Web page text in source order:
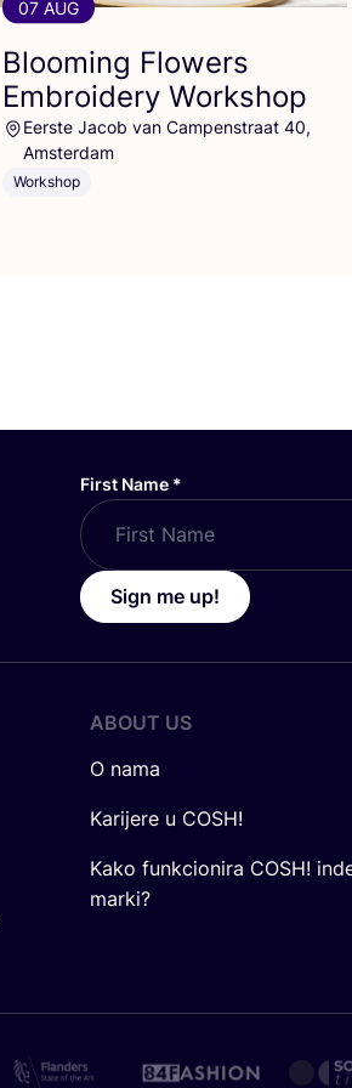
07 AUG
Blooming Flowers
Embroidery Workshop
Eerste Jacob van Campenstraat 40,
Amsterdam
Workshop
First Name *
Sign me up!
ABOUT US
O nama
Karijere u COSH!
Kako funkcionira COSH!
marki?